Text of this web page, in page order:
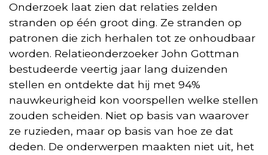
Onderzoek laat zien dat relaties zelden
stranden op één groot ding. Ze stranden op
patronen die zich herhalen tot ze onhoudbaar
worden. Relatieonderzoeker John Gottman
bestudeerde veertig jaar lang duizenden
stellen en ontdekte dat hij met 94%
nauwkeurigheid kon voorspellen welke stellen
zouden scheiden. Niet op basis van waarover
ze ruzieden, maar op basis van hoe ze dat
deden. De onderwerpen maakten niet uit, het